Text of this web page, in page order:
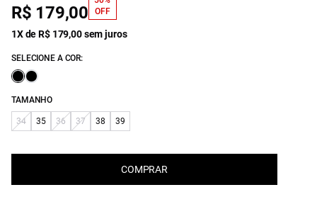
R$ 179,00
OFF
1X de R$ 179,00 sem juros
SELECIONE A COR:
TAMANHO
34 35 36 37 38 39
COMPRAR